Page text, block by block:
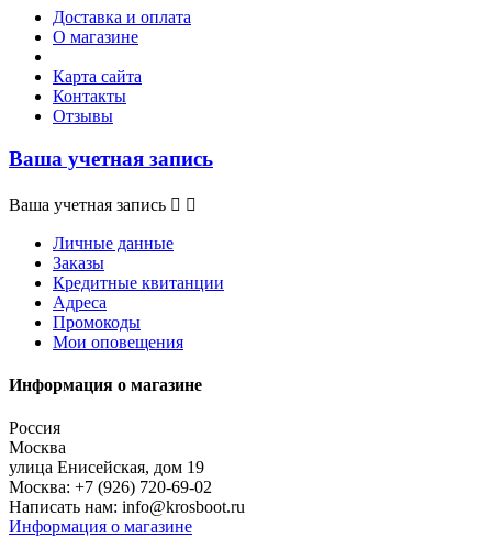
Доставка и оплата
О магазине
Карта сайта
Контакты
Отзывы
Ваша учетная запись
Ваша учетная запись  
Личные данные
Заказы
Кредитные квитанции
Адреса
Промокоды
Мои оповещения
Информация о магазине
Россия
Москва
улица Енисейская, дом 19
Москва: +7 (926) 720-69-02
Написать нам: info@krosboot.ru
Информация о магазине